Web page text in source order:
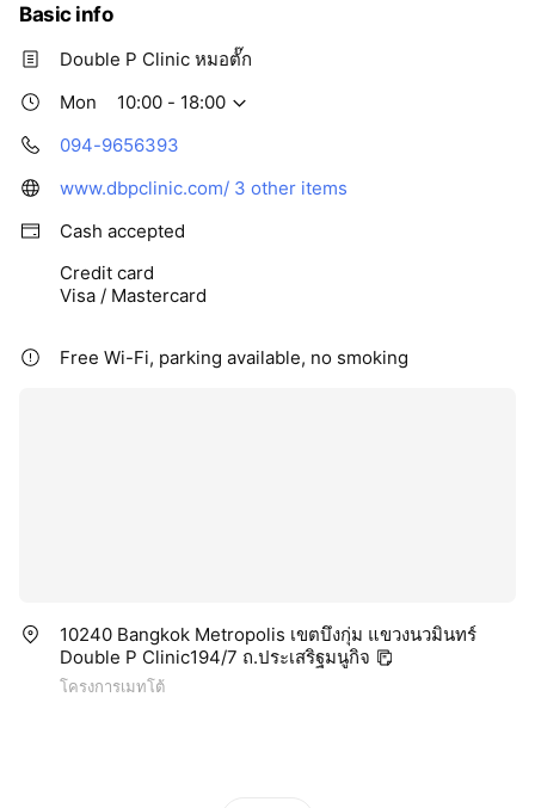
Basic info
Double P Clinic หมอตั๊ก
Mon
10:00 - 18:00
094-9656393
www.dbpclinic.com/ 3 other items
Cash accepted
Credit card
Visa / Mastercard
Free Wi-Fi, parking available, no smoking
10240 Bangkok Metropolis เขตบึงกุ่ม แขวงนวมินทร์
Double P Clinic194/7 ถ.ประเสริฐมนูกิจ
โครงการเมทโต้